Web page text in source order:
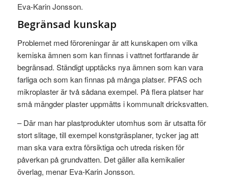
Eva-Karin Jonsson.
Begränsad kunskap
Problemet med föroreningar är att kunskapen om vilka
kemiska ämnen som kan finnas i vattnet fortfarande är
begränsad. Ständigt upptäcks nya ämnen som kan vara
farliga och som kan finnas på många platser. PFAS och
mikroplaster är två sådana exempel. På flera platser har
små mängder plaster uppmätts i kommunalt dricksvatten.
– Där man har plastprodukter utomhus som är utsatta för
stort slitage, till exempel konstgräsplaner, tycker jag att
man ska vara extra försiktiga och utreda risken för
påverkan på grundvatten. Det gäller alla kemikalier
överlag, menar Eva-Karin Jonsson.